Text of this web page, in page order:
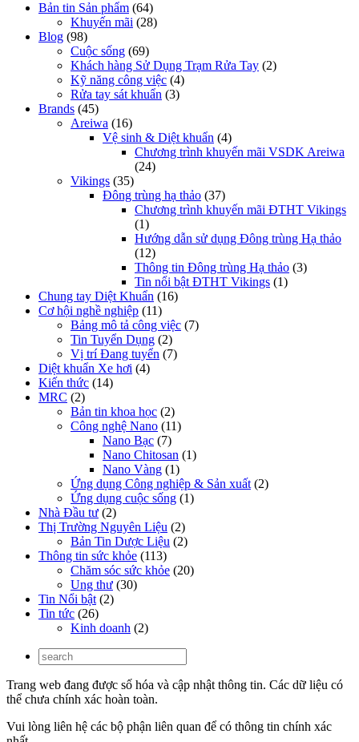
Bản tin Sản phẩm (64)
Khuyến mãi (28)
Blog (98)
Cuộc sống (69)
Khách hàng Sử Dụng Trạm Rửa Tay (2)
Kỹ năng công việc (4)
Rửa tay sát khuẩn (3)
Brands (45)
Areiwa (16)
Vệ sinh & Diệt khuẩn (4)
Chương trình khuyến mãi VSDK Areiwa
(24)
Vikings (35)
Đông trùng hạ thảo (37)
Chương trình khuyến mãi ĐTHT Vikings
(1)
Hướng dẫn sử dụng Đông trùng Hạ thảo
(12)
Thông tin Đông trùng Hạ thảo (3)
Tin nổi bật ĐTHT Vikings (1)
Chung tay Diệt Khuẩn (16)
Cơ hội nghề nghiệp (11)
Bảng mô tả công việc (7)
Tin Tuyển Dụng (2)
Vị trí Đang tuyển (7)
Diệt khuẩn Xe hơi (4)
Kiến thức (14)
MRC (2)
Bản tin khoa học (2)
Công nghệ Nano (11)
Nano Bạc (7)
Nano Chitosan (1)
Nano Vàng (1)
Ứng dụng Công nghiệp & Sản xuất (2)
Ứng dụng cuộc sống (1)
Nhà Đầu tư (2)
Thị Trường Nguyên Liệu (2)
Bản Tin Dược Liệu (2)
Thông tin sức khỏe (113)
Chăm sóc sức khỏe (20)
Ung thư (30)
Tin Nổi bật (2)
Tin tức (26)
Kinh doanh (2)
Trang web đang được số hóa và cập nhật thông tin. Các dữ liệu có
thể chưa chính xác hoàn toàn.
Vui lòng liên hệ các bộ phận liên quan để có thông tin chính xác